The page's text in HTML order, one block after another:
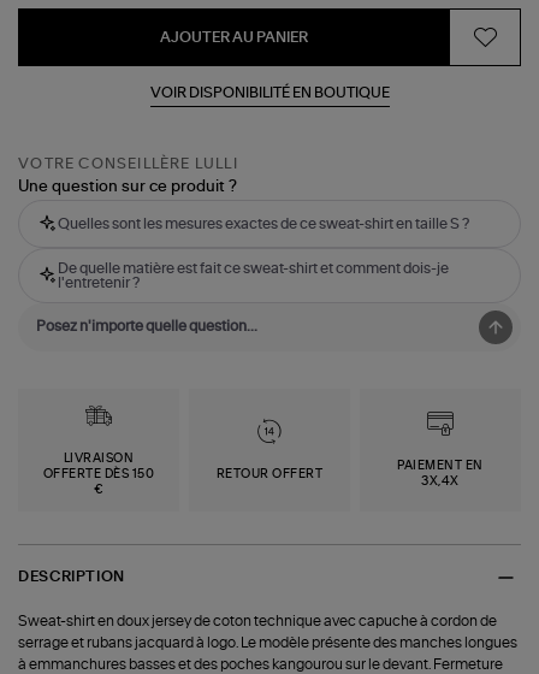
AJOUTER AU PANIER
VOIR DISPONIBILITÉ EN BOUTIQUE
VOTRE CONSEILLÈRE LULLI
Une question sur ce produit ?
Quelles sont les mesures exactes de ce sweat-shirt en taille S ?
De quelle matière est fait ce sweat-shirt et comment dois-je
l'entretenir ?
LIVRAISON
OFFERTE DÈS 150
€
RETOUR OFFERT
PAIEMENT EN
3X,4X
DESCRIPTION
Sweat-shirt en doux jersey de coton technique avec capuche à cordon de
serrage et rubans jacquard à logo. Le modèle présente des manches longues
à emmanchures basses et des poches kangourou sur le devant. Fermeture